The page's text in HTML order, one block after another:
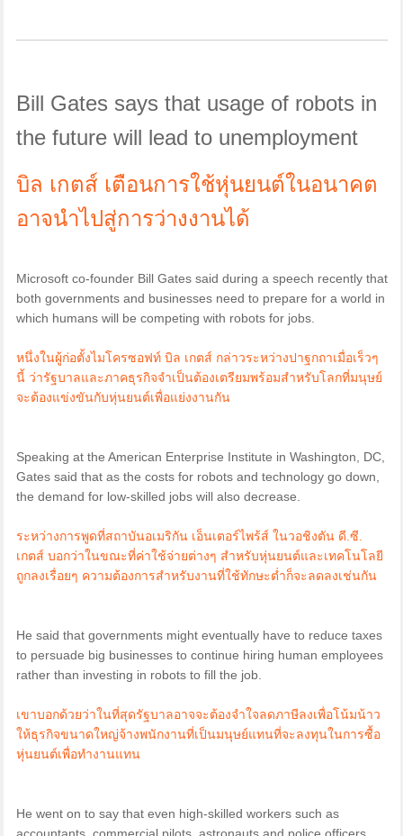
Bill Gates says that usage of robots in
the future will lead to unemployment
บิล เกตส์ เตือนการใช้หุ่นยนต์ในอนาคต
อาจนำไปสู่การว่างงานได้
Microsoft co-founder Bill Gates said during a speech recently that
both governments and businesses need to prepare for a world in
which humans will be competing with robots for jobs.
หนึ่งในผู้ก่อตั้งไมโครซอฟท์ บิล เกตส์ กล่าวระหว่างปาฐกถาเมื่อเร็วๆ
นี้ ว่ารัฐบาลและภาคธุรกิจจำเป็นต้องเตรียมพร้อมสำหรับโลกที่มนุษย์
จะต้องแข่งขันกับหุ่นยนต์เพื่อแย่งงานกัน
Speaking at the American Enterprise Institute in Washington, DC,
Gates said that as the costs for robots and technology go down,
the demand for low-skilled jobs will also decrease.
ระหว่างการพูดที่สถาบันอเมริกัน เอ็นเตอร์ไพร้ส์ ในวอชิงตัน ดี.ซี.
เกตส์ บอกว่าในขณะที่ค่าใช้จ่ายต่างๆ สำหรับหุ่นยนต์และเทคโนโลยี
ถูกลงเรื่อยๆ ความต้องการสำหรับงานที่ใช้ทักษะต่ำก็จะลดลงเช่นกัน
He said that governments might eventually have to reduce taxes
to persuade big businesses to continue hiring human employees
rather than investing in robots to fill the job.
เขาบอกด้วยว่าในที่สุดรัฐบาลอาจจะต้องจำใจลดภาษีลงเพื่อโน้มน้าว
ให้ธุรกิจขนาดใหญ่จ้างพนักงานที่เป็นมนุษย์แทนที่จะลงทุนในการซื้อ
หุ่นยนต์เพื่อทำงานแทน
He went on to say that even high-skilled workers such as